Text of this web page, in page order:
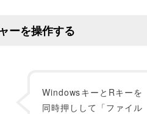
ーを操作する
WindowsキーとRキーを
同時押しして「ファイル